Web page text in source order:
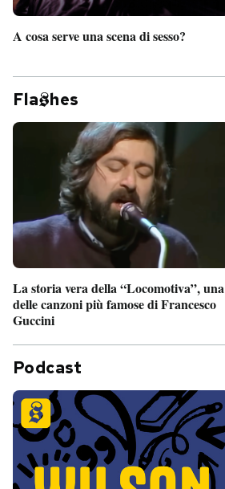
A cosa serve una scena di sesso?
Fla hes
La storia vera della “Locomotiva”, una
delle canzoni più famose di Francesco
Guccini
Podcast